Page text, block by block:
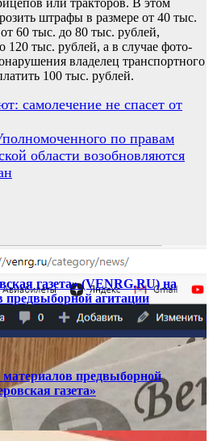
или тракторов. В этом
штрафы в размере от 40 тыс.
60 тыс. до 80 тыс. рублей,
тыс. рублей, а в случае фото-
владелец транспортного
100 тыс. рублей.
самолечение не спасет от
по правам
области возобновляются
газета» (VENRG.RU) на
агитации
предвыборной
газета»